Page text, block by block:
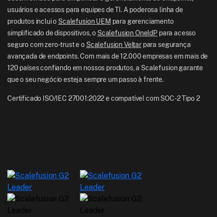
Notícias
Careers
NZ: +64-9-888-4315
India: +91-63694-45500
usuários e acessos para equipes de TI. A poderosa linha de
produtos inclui o Scalefusion UEM para gerenciamento
simplificado de dispositivos, o Scalefusion OneIdP para acesso
seguro com zero-trust e o Scalefusion Veltarpara segurança
avançada de endpoints. Com mais de 12.000 empresas em mais de
120 países confiando em nossos produtos, a Scalefusion garante
que o seu negócio esteja sempre um passo à frente.
Certificado ISO/IEC 27001:2022 e compatível com SOC-2 Tipo 2